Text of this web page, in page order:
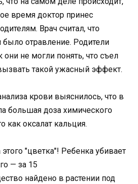
время доктор принес
Врач считал, что
было отравление. Родители
не могли понять, что съел
такой ужасный эффект.
крови выяснилось, что в
большая доза химического
как оксалат кальция.
″цветка″! Ребенка убивает
— за 15
найдено в растении под